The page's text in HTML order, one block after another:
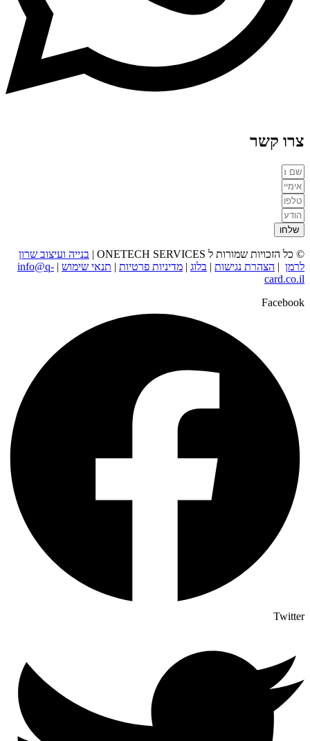
צרו קשר
שלחו
© כל הזכויות שמורות ל ONETECH SERVICES |
בנייה ועיצוב שרון
לרמן | הצהרת נגישות | בלוג | מדיניות פרטיות | תנאי שימוש |
info@q-
card.co.il
Facebook
Twitter